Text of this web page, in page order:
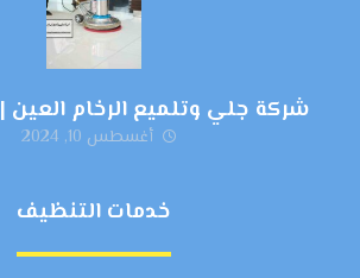
شركة جلي وتلميع الرخام العين |0545307678
أغسطس 10, 2024
خدمات التنظيف